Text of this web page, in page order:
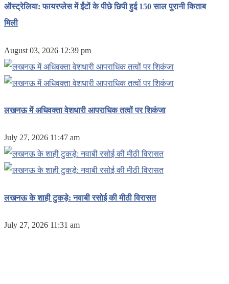
ऑस्ट्रेलिया: फायरप्लेस में ईंटों के पीछे छिपी हुई 150 साल पुरानी किताब
मिली
August 03, 2026 12:39 pm
लखनऊ में अधिवक्ता वेशधारी आपराधिक तत्वों पर शिकंजा
July 27, 2026 11:47 am
लखनऊ के शाही टुकड़े: नवाबी रसोई की मीठी विरासत
July 27, 2026 11:31 am